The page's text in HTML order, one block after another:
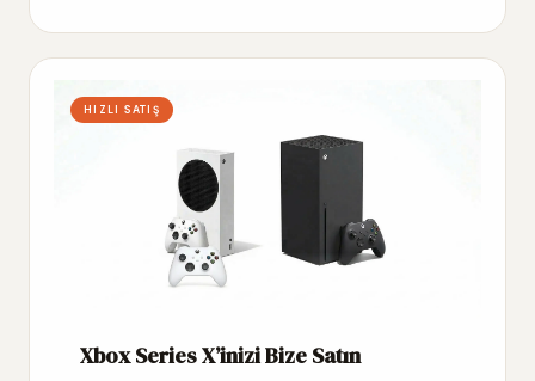
HIZLI SATIŞ
Xbox Series X’inizi Bize Satın